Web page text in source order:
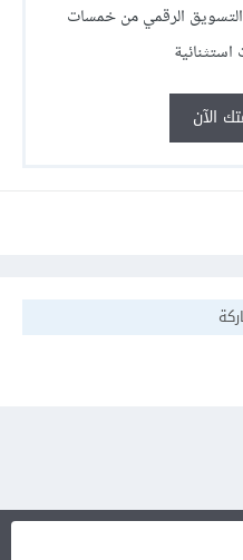
الرقمي من خمسات
الآن